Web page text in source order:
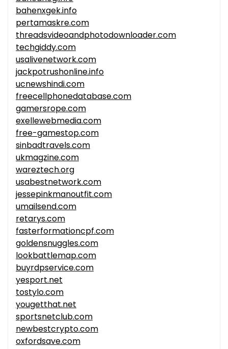
bahenxgek.info
pertamaskre.com
threadsvideoandphotodownloader.com
techgiddy.com
usalivenetwork.com
jackpotrushonline.info
ucnewshindi.com
freecellphonedatabase.com
gamersrope.com
exellewebmedia.com
free-gamestop.com
sinbadtravels.com
ukmagzine.com
wareztech.org
usabestnetwork.com
jessepinkmanoutfit.com
umailsend.com
retarys.com
fasterformationcpf.com
goldensnuggles.com
lookbattlemap.com
buyrdpservice.com
yesport.net
tostylo.com
yougetthat.net
sportsnetclub.com
newbestcrypto.com
oxfordsave.com